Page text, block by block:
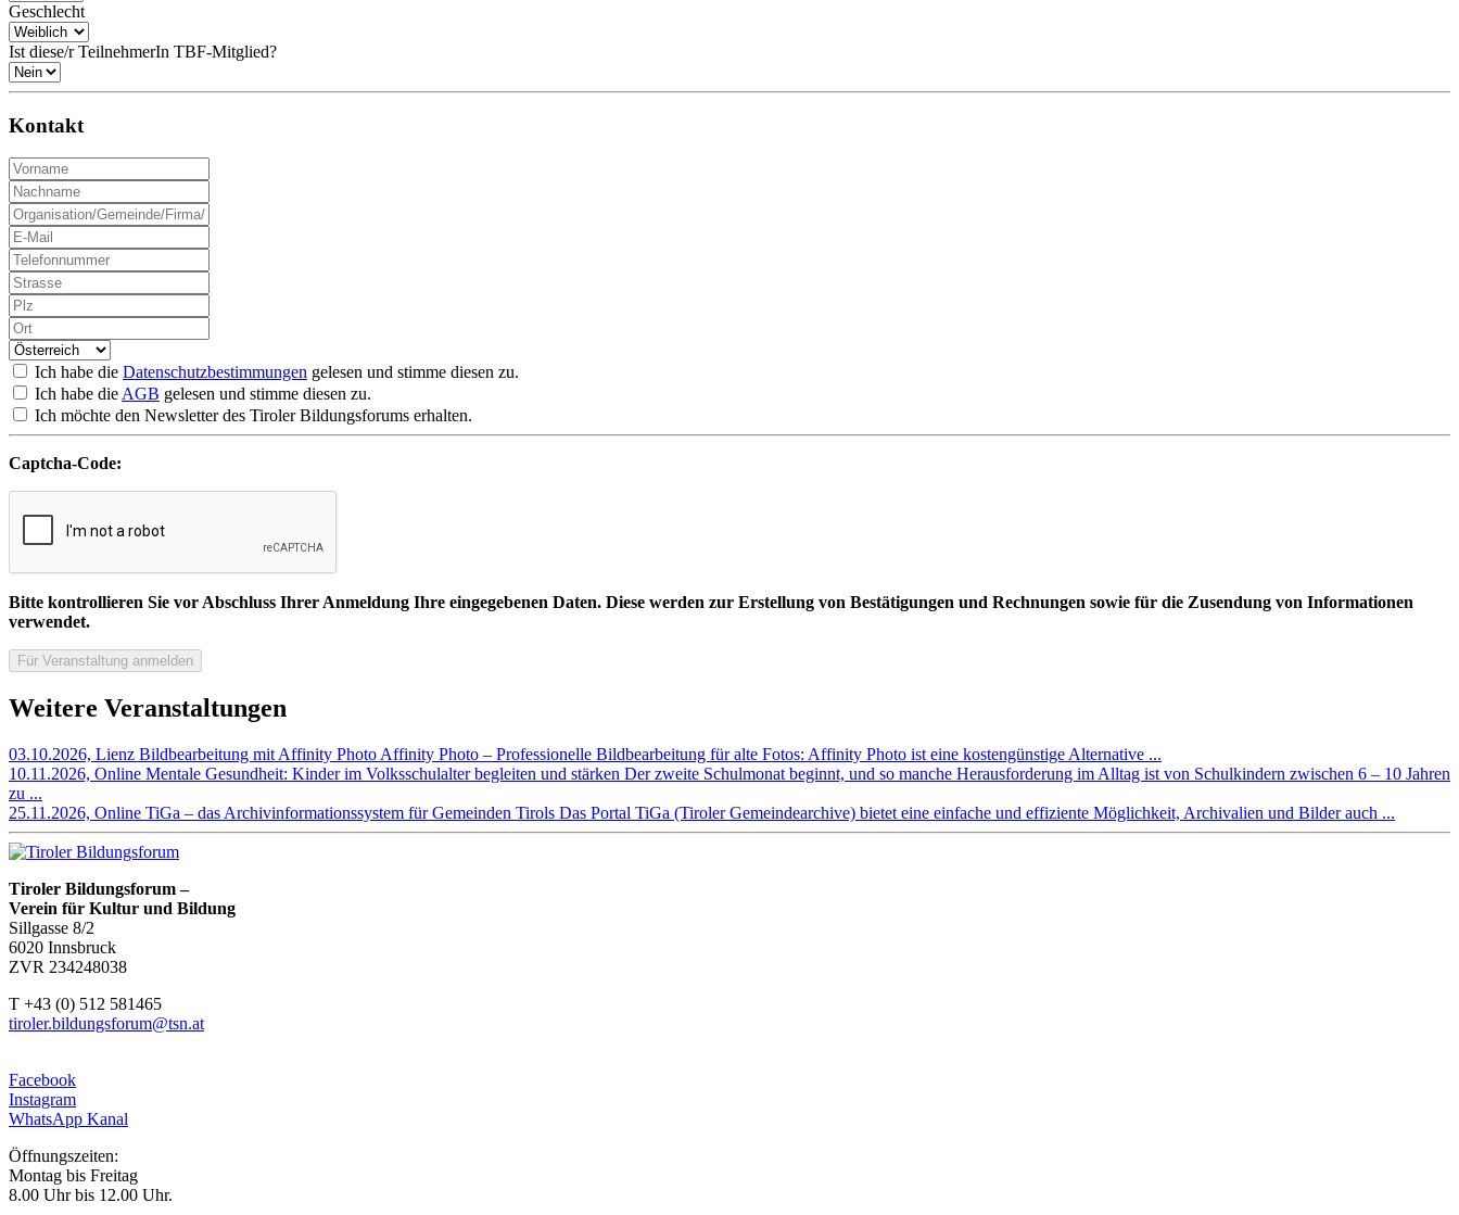
Geschlecht
Ist diese/r TeilnehmerIn TBF-Mitglied?
Kontakt
Ich habe die Datenschutzbestimmungen gelesen und stimme diesen zu.
Ich habe dieAGB gelesen und stimme diesen zu.
Ich möchte den Newsletter des Tiroler Bildungsforums erhalten.
Captcha-Code:
Bitte kontrollieren Sie vor Abschluss Ihrer Anmeldung Ihre eingegebenen Daten. Diese werden zur Erstellung von Bestätigungen und Rechnungen sowie für die Zusendung von Informationen
verwendet.
Weitere Veranstaltungen
03.10.2026, Lienz Bildbearbeitung mit Affinity Photo Affinity Photo – Professionelle Bildbearbeitung für alte Fotos: Affinity Photo ist eine kostengünstige Alternative ...
10.11.2026, Online Mentale Gesundheit: Kinder im Volksschulalter begleiten und stärken Der zweite Schulmonat beginnt, und so manche Herausforderung im Alltag ist von Schulkindern zwischen 6 – 10 Jahren
zu ...
25.11.2026, Online TiGa – das Archivinformationssystem für Gemeinden Tirols Das Portal TiGa (Tiroler Gemeindearchive) bietet eine einfache und effiziente Möglichkeit, Archivalien und Bilder auch ...
Tiroler Bildungsforum –
Verein für Kultur und Bildung
Sillgasse 8/2
6020 Innsbruck
ZVR 234248038
T +43 (0) 512 581465
tiroler.bildungsforum@tsn.at
Facebook
Instagram
WhatsApp Kanal
Öffnungszeiten:
Montag bis Freitag
8.00 Uhr bis 12.00 Uhr.